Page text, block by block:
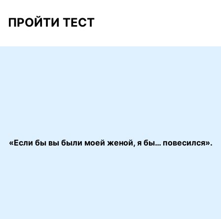
ПРОЙТИ ТЕСТ
«Если бы вы были моей женой, я бы… повесился».
«Иван Васильевич меняет профессию»